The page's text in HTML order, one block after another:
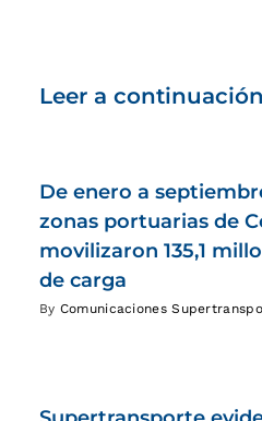
Leer a continuación
De enero a
zonas portuarias de
movilizaron 135,1
de carga
By Comunicaciones